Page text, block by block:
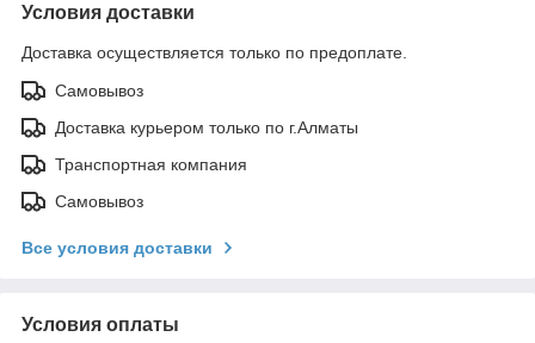
Условия доставки
Доставка осуществляется только по предоплате.
Самовывоз
Доставка курьером только по г.Алматы
Транспортная компания
Самовывоз
Все условия доставки
Условия оплаты